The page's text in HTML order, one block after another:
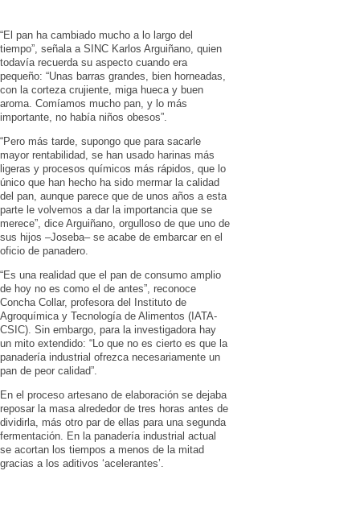
“El pan ha cambiado mucho a lo largo del
tiempo”, señala a SINC Karlos Arguiñano, quien
todavía recuerda su aspecto cuando era
pequeño: “Unas barras grandes, bien horneadas,
con la corteza crujiente, miga hueca y buen
aroma. Comíamos mucho pan, y lo más
importante, no había niños obesos”.
“Pero más tarde, supongo que para sacarle
mayor rentabilidad, se han usado harinas más
ligeras y procesos químicos más rápidos, que lo
único que han hecho ha sido mermar la calidad
del pan, aunque parece que de unos años a esta
parte le volvemos a dar la importancia que se
merece”, dice Arguiñano, orgulloso de que uno de
sus hijos –Joseba– se acabe de embarcar en el
oficio de panadero.
“Es una realidad que el pan de consumo amplio
de hoy no es como el de antes”, reconoce
Concha Collar, profesora del Instituto de
Agroquímica y Tecnología de Alimentos (IATA-
CSIC). Sin embargo, para la investigadora hay
un mito extendido: “Lo que no es cierto es que la
panadería industrial ofrezca necesariamente un
pan de peor calidad”.
En el proceso artesano de elaboración se dejaba
reposar la masa alrededor de tres horas antes de
dividirla, más otro par de ellas para una segunda
fermentación. En la panadería industrial actual
se acortan los tiempos a menos de la mitad
gracias a los aditivos ‘acelerantes’.